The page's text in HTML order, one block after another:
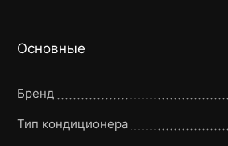
Основные
Бренд
Тип кондиционера